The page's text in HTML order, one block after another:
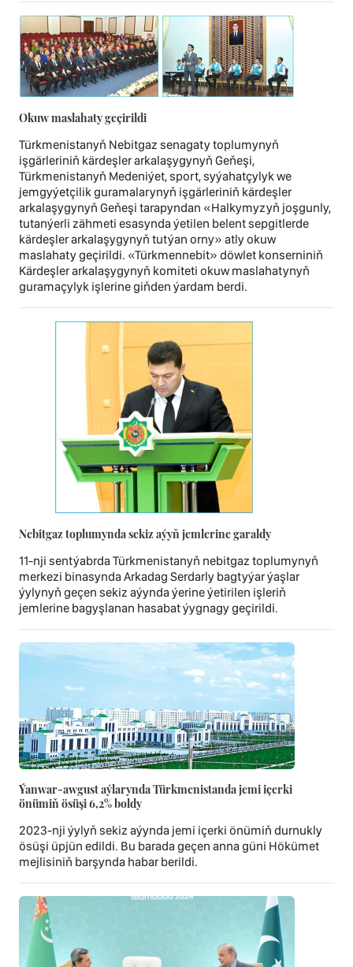
Okuw maslahaty geçirildi
Türkmenistanyň Nebitgaz senagaty toplumynyň
işgärleriniň kärdeşler arkalaşygynyň Geňeşi,
Türkmenistanyň Medeniýet, sport, syýahatçylyk we
jemgyýetçilik guramalarynyň işgärleriniň kärdeşler
arkalaşygynyň Geňeşi tarapyndan «Halkymyzyň joşgunly,
tutanýerli zähmeti esasynda ýetilen belent sepgitlerde
kärdeşler arkalaşygynyň tutýan orny» atly okuw
maslahaty geçirildi. «Türkmennebit» döwlet konserniniň
Kärdeşler arkalaşygynyň komiteti okuw maslahatynyň
guramaçylyk işlerine giňden ýardam berdi.
Nebitgaz toplumynda sekiz aýyň jemlerine garaldy
11-nji sentýabrda Türkmenistanyň nebitgaz toplumynyň
merkezi binasynda Arkadag Serdarly bagtyýar ýaşlar
ýylynyň geçen sekiz aýynda ýerine ýetirilen işleriň
jemlerine bagyşlanan hasabat ýygnagy geçirildi.
Ýanwar-awgust aýlarynda Türkmenistanda jemi içerki
önümiň ösüşi 6,2% boldy
2023-nji ýylyň sekiz aýynda jemi içerki önümiň durnukly
ösüşi üpjün edildi. Bu barada geçen anna güni Hökümet
mejlisiniň barşynda habar berildi.